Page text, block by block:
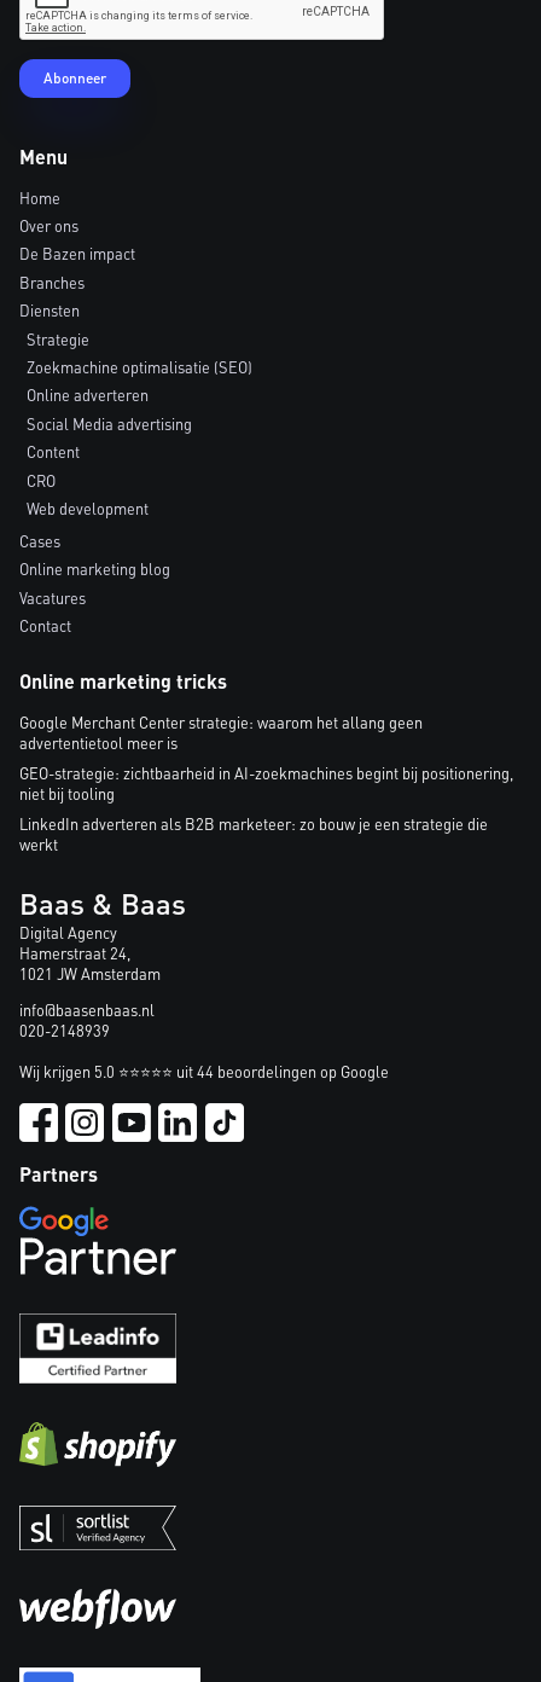
Menu
Home
Over ons
De Bazen impact
Branches
Diensten
Strategie
Zoekmachine optimalisatie (SEO)
Online adverteren
Social Media advertising
Content
CRO
Web development
Cases
Online marketing blog
Vacatures
Contact
Online marketing tricks
Google Merchant Center strategie: waarom het allang geen
advertentietool meer is
GEO-strategie: zichtbaarheid in AI-zoekmachines begint bij positionering,
niet bij tooling
LinkedIn adverteren als B2B marketeer: zo bouw je een strategie die
werkt
Baas & Baas
Digital Agency
Hamerstraat 24,
1021 JW Amsterdam
info@baasenbaas.nl
020-2148939
Wij krijgen 5.0 ⭐⭐⭐⭐⭐ uit 44 beoordelingen op Google
Partners